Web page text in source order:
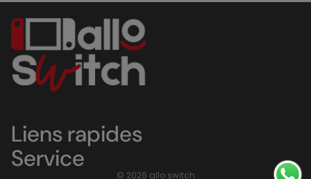
Liens rapides
Service
© 2026 allo switch